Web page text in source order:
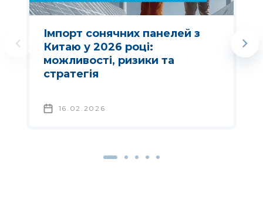
Імпорт сонячних панелей з
Китаю у 2026 році:
можливості, ризики та
стратегія
16.02.2026